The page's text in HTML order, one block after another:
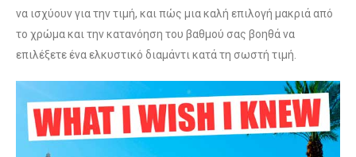
να ισχύουν για την τιμή, και πώς μια καλή επιλογή μακριά από
το χρώμα και την κατανόηση του βαθμού σας βοηθά να
επιλέξετε ένα ελκυστικό διαμάντι κατά τη σωστή τιμή.